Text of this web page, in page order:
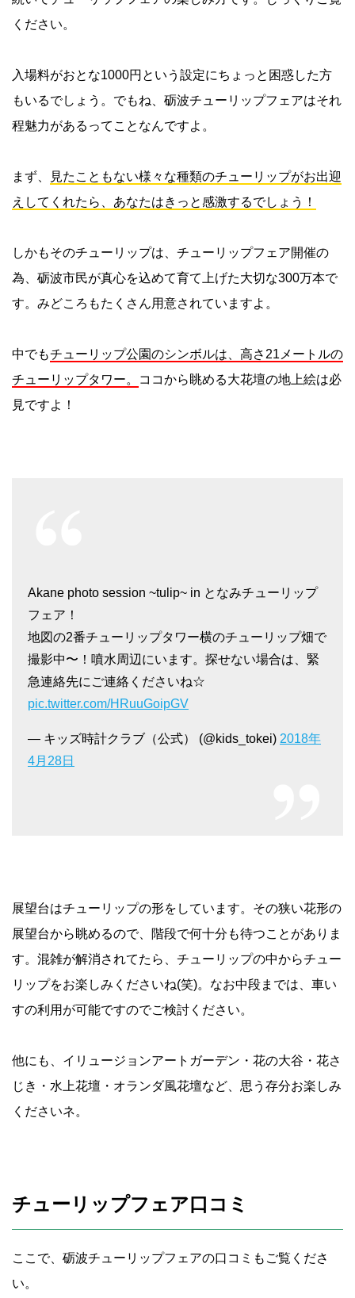
ください。
入場料がおとな1000円という設定にちょっと困惑した方
もいるでしょう。でもね、砺波チューリップフェアはそれ
程魅力があるってことなんですよ。
まず、
見たこともない様々な種類のチューリップがお出迎
えしてくれたら、あなたはきっと感激するでしょう！
しかもそのチューリップは、チューリップフェア開催の
為、砺波市民が真心を込めて育て上げた大切な300万本で
す。みどころもたくさん用意されていますよ。
中でもチューリップ公園のシンボルは、高さ21メートルの
チューリップタワー。
ココから眺める大花壇の地上絵は必
見ですよ！
Akane photo session ~tulip~ in となみチューリップ
フェア！
地図の2番チューリップタワー横のチューリップ畑で
撮影中〜！噴水周辺にいます。探せない場合は、緊
急連絡先にご連絡くださいね☆
pic.twitter.com/HRuuGoipGV
— キッズ時計クラブ（公式） (@kids_tokei) 2018年
4月28日
展望台はチューリップの形をしています。その狭い花形の
展望台から眺めるので、階段で何十分も待つことがありま
す。混雑が解消されてたら、チューリップの中からチュー
リップをお楽しみくださいね(笑)。なお中段までは、車い
すの利用が可能ですのでご検討ください。
他にも、イリュージョンアートガーデン・花の大谷・花さ
じき・水上花壇・オランダ風花壇など、思う存分お楽しみ
くださいネ。
チューリップフェア口コミ
ここで、砺波チューリップフェアの口コミもご覧くださ
い。